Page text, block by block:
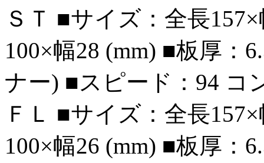
ＳＴ ■サイズ：全長
100×幅28 (mm) ■板厚：
ナー) ■スピード：94 コ
ＦＬ ■サイズ：全長
100×幅26 (mm) ■板厚：